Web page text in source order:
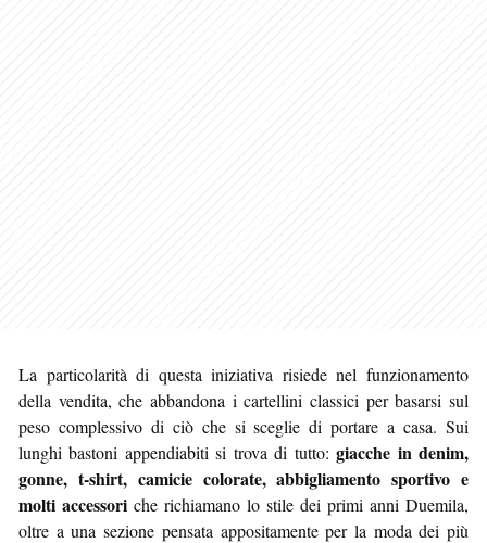
La particolarità di questa iniziativa risiede nel funzionamento
della vendita, che abbandona i cartellini classici per basarsi sul
peso complessivo di ciò che si sceglie di portare a casa. Sui
lunghi bastoni appendiabiti si trova di tutto:giacche in denim,
gonne, t-shirt, camicie colorate, abbigliamento sportivo e
molti accessori che richiamano lo stile dei primi anni Duemila,
oltre a una sezione pensata appositamente per la moda dei più